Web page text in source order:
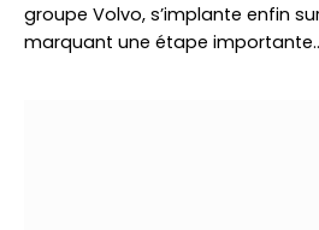
groupe Volvo, s’implante enfin
marquant une étape